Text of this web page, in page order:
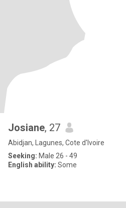
Josiane, 27
Abidjan, Lagunes, Cote d'Ivoire
Seeking: Male 26 - 49
English ability: Some